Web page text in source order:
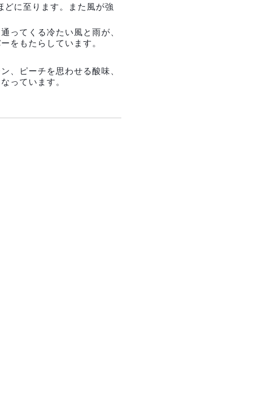
に至ります。また風が強
ってくる冷たい風と雨が、
をもたらしています。
、ピーチを思わせる酸味、
っています。